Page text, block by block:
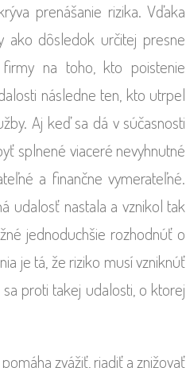
prenášanie rizika. Vďaka
ako dôsledok určitej presne
firmy na toho, kto poistenie
následne ten, kto utrpel
Aj keď sa dá v súčasnosti
splnené viaceré nevyhnutné
a finančne vymerateľné.
udalosť nastala a vznikol tak
jednoduchšie rozhodnúť o
je tá, že riziko musí vzniknúť
proti takej udalosti, o ktorej
zvážiť, riadiť a znižovať